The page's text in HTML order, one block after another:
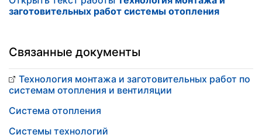
заготовительных работ системы отопления
Связанные документы
Технология монтажа и заготовительных работ по
системам отопления и вентиляции
Система отопления
Системы технологий